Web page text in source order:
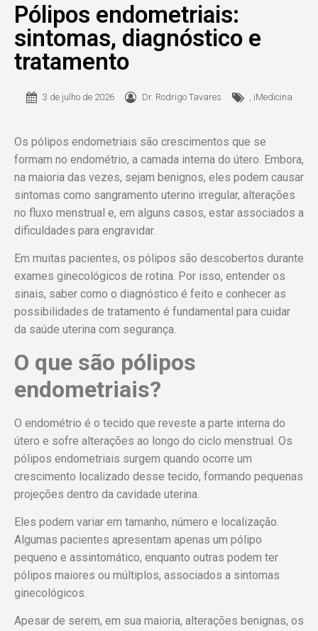
Pólipos endometriais:
sintomas, diagnóstico e
tratamento
3 de julho de 2026 Dr. Rodrigo Tavares , iMedicina
Os pólipos endometriais são crescimentos que se
formam no endométrio, a camada interna do útero. Embora,
na maioria das vezes, sejam benignos, eles podem causar
sintomas como sangramento uterino irregular, alterações
no fluxo menstrual e, em alguns casos, estar associados a
dificuldades para engravidar.
Em muitas pacientes, os pólipos são descobertos durante
exames ginecológicos de rotina. Por isso, entender os
sinais, saber como o diagnóstico é feito e conhecer as
possibilidades de tratamento é fundamental para cuidar
da saúde uterina com segurança.
O que são pólipos
endometriais?
O endométrio é o tecido que reveste a parte interna do
útero e sofre alterações ao longo do ciclo menstrual. Os
pólipos endometriais surgem quando ocorre um
crescimento localizado desse tecido, formando pequenas
projeções dentro da cavidade uterina.
Eles podem variar em tamanho, número e localização.
Algumas pacientes apresentam apenas um pólipo
pequeno e assintomático, enquanto outras podem ter
pólipos maiores ou múltiplos, associados a sintomas
ginecológicos.
Apesar de serem, em sua maioria, alterações benignas, os